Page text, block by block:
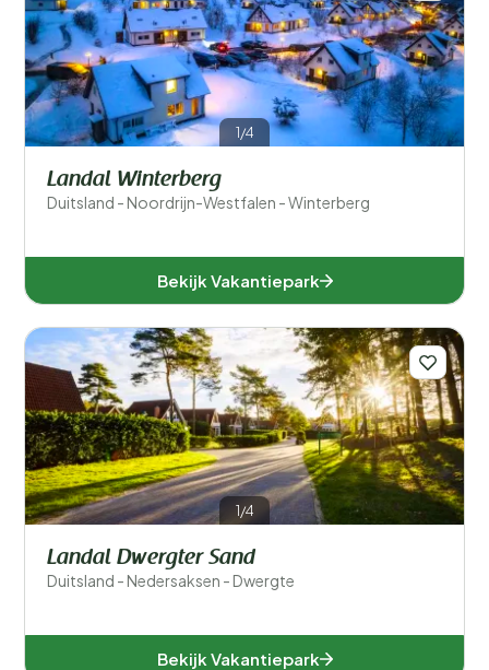
1/4
Landal Winterberg
Duitsland - Noordrijn-Westfalen - Winterberg
Bekijk Vakantiepark
1/4
Landal Dwergter Sand
Duitsland - Nedersaksen - Dwergte
Bekijk Vakantiepark